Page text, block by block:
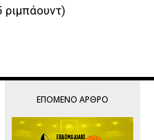
ριμπάουντ)
ΕΠΌΜΕΝΟ ΆΡΘΡΟ